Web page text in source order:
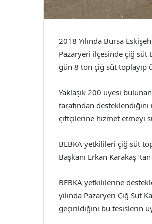
2018 Yılında Bursa
Pazaryeri ilçesinde çiğ
gün 8 ton çiğ süt toplayıp
Yaklaşık 200 üyesi
tarafından
çiftçilerine hizmet etmeyi
BEBKA yetkilileri çiğ süt
Başkanı Erkan Karakaş
BEBKA yetkililerine
yılında Pazaryeri Çiğ Süt
geçirildiğini bu tesislerin